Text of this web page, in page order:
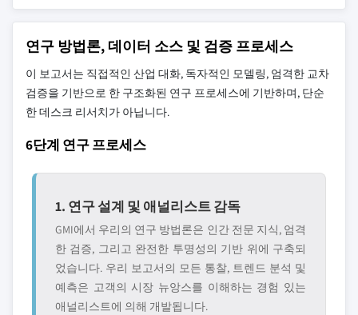
연구 방법론, 데이터 소스 및 검증 프로세스
이 보고서는 직접적인 산업 대화, 독자적인 모델링, 엄격한 교차
검증을 기반으로 한 구조화된 연구 프로세스에 기반하며, 단순
한 데스크 리서치가 아닙니다.
6단계 연구 프로세스
1. 연구 설계 및 애널리스트 감독
GMI에서 우리의 연구 방법론은 인간 전문 지식, 엄격
한 검증, 그리고 완전한 투명성의 기반 위에 구축되
었습니다. 우리 보고서의 모든 통찰, 트렌드 분석 및
예측은 고객의 시장 뉴앙스를 이해하는 경험 있는
애널리스트에 의해 개발됩니다.